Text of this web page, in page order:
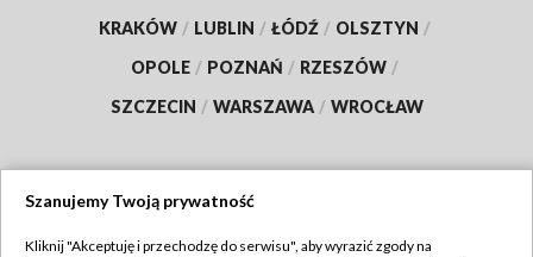
KRAKÓW / LUBLIN / ŁÓDŹ / OLSZTYN /
OPOLE / POZNAŃ / RZESZÓW /
SZCZECIN / WARSZAWA / WROCŁAW
Szanujemy Twoją prywatność
Kliknij "Akceptuję i przechodzę do serwisu", aby wyrazić zgody na